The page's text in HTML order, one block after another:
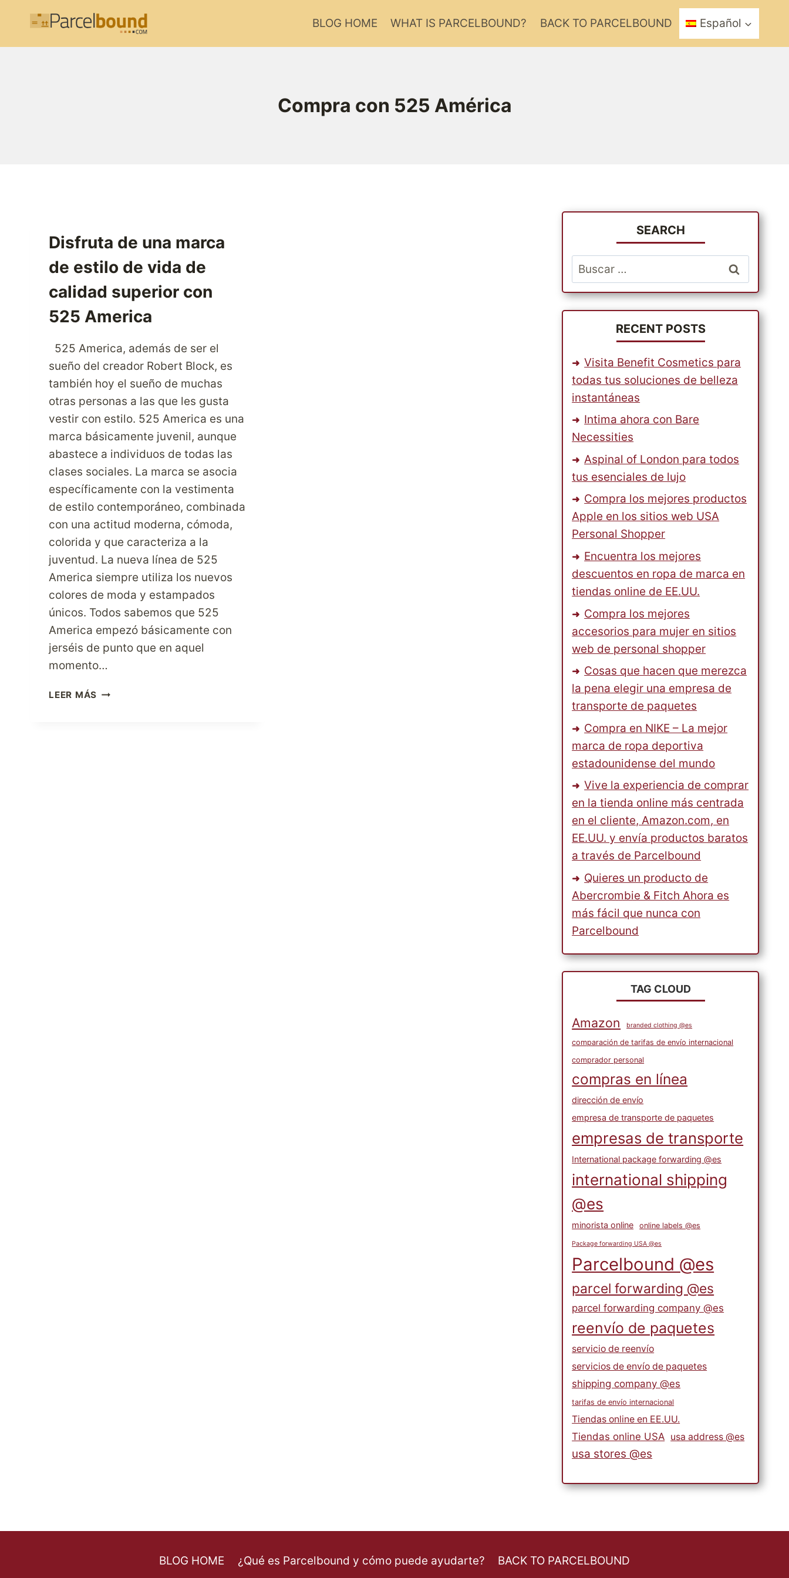
BLOG HOME WHAT IS PARCELBOUND? BACK TO PARCELBOUND Español
Compra con 525 América
Disfruta de una marca
de estilo de vida de
calidad superior con
525 America
525 America, además de ser el
sueño del creador Robert Block, es
también hoy el sueño de muchas
otras personas a las que les gusta
vestir con estilo. 525 America es una
marca básicamente juvenil, aunque
abastece a individuos de todas las
clases sociales. La marca se asocia
específicamente con la vestimenta
de estilo contemporáneo, combinada
con una actitud moderna, cómoda,
colorida y que caracteriza a la
juventud. La nueva línea de 525
America siempre utiliza los nuevos
colores de moda y estampados
únicos. Todos sabemos que 525
America empezó básicamente con
jerséis de punto que en aquel
momento…
LEER MÁS DISFRUTA
SEARCH
Buscar:
RECENT POSTS
Visita Benefit Cosmetics para
todas tus soluciones de belleza
instantáneas
Intima ahora con Bare
Necessities
Aspinal of London para todos
tus esenciales de lujo
Compra los mejores productos
Apple en los sitios web USA
Personal Shopper
Encuentra los mejores
descuentos en ropa de marca en
tiendas online de EE.UU.
Compra los mejores
accesorios para mujer en sitios
web de personal shopper
Cosas que hacen que merezca
la pena elegir una empresa de
transporte de paquetes
Compra en NIKE – La mejor
marca de ropa deportiva
estadounidense del mundo
Vive la experiencia de comprar
en la tienda online más centrada
en el cliente, Amazon.com, en
EE.UU. y envía productos baratos
a través de Parcelbound
Quieres un producto de
Abercrombie & Fitch Ahora es
más fácil que nunca con
Parcelbound
TAG CLOUD
Amazon branded clothing @es
comparación de tarifas de envío internacional
comprador personal
compras en línea
dirección de envío
empresa de transporte de paquetes
empresas de transporte
International package forwarding @es
international shipping
@es
minorista online online labels @es
Package forwarding USA @es
Parcelbound @es
parcel forwarding @es
parcel forwarding company @es
reenvío de paquetes
servicio de reenvío
servicios de envío de paquetes
shipping company @es
tarifas de envío internacional
Tiendas online en EE.UU.
Tiendas online USA usa address @es
usa stores @es
BLOG HOME ¿Qué es Parcelbound y cómo puede ayudarte? BACK TO PARCELBOUND